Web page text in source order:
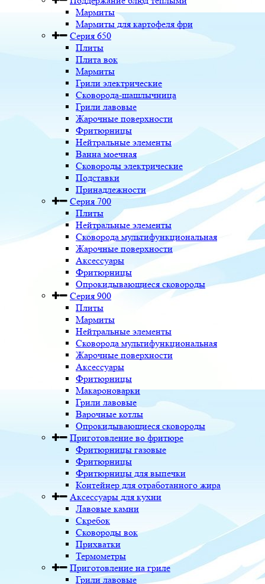
Мармиты
Мармиты для картофеля фри
Серия 650
Плиты
Плита вок
Мармиты
Грили электрические
Сковорода-шашлычница
Грили лавовые
Жарочные поверхности
Фритюрницы
Нейтральные элементы
Ванна моечная
Сковороды электрические
Подставки
Принадлежности
Серия 700
Плиты
Нейтральные элементы
Сковорода мультифункциональная
Жарочные поверхности
Аксессуары
Фритюрницы
Опрокидывающиеся сковороды
Серия 900
Плиты
Мармиты
Нейтральные элементы
Сковорода мультифункциональная
Жарочные поверхности
Аксессуары
Фритюрницы
Макароноварки
Грили лавовые
Варочные котлы
Опрокидывающиеся сковороды
Приготовление во фритюре
Фритюрницы газовые
Фритюрницы
Фритюрницы для выпечки
Контейнер для отработанного жира
Аксессуары для кухни
Лавовые камни
Скребок
Сковороды вок
Прихватки
Термометры
Приготовление на гриле
Грили лавовые